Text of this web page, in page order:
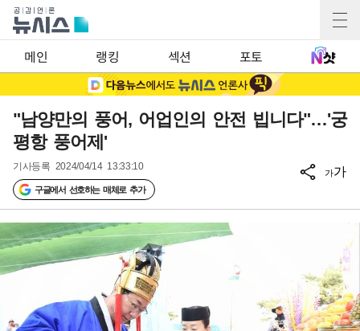
메인 랭킹 섹션 포토
"남양만의 풍어, 어업인의 안전 빕니다"…'궁
평항 풍어제'
기사등록 2024/04/14 13:33:10
구글에서 선호하는 매체로 추가
가가